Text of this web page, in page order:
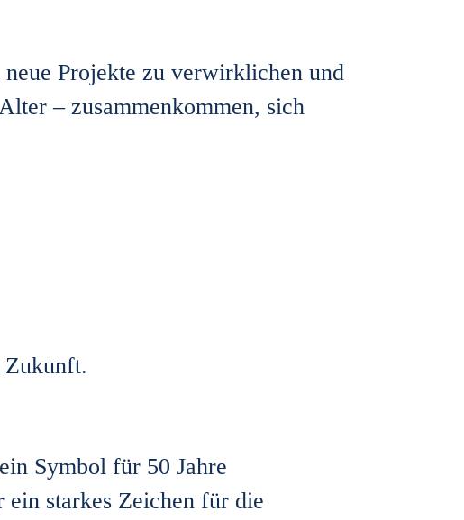
Projekte zu verwirklichen und
– zusammenkommen, sich
Zukunft.
Symbol für 50 Jahre
ein starkes Zeichen für die